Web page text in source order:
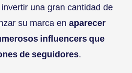
una gran cantidad de
su marca en aparecer
influencers que
de seguidores.